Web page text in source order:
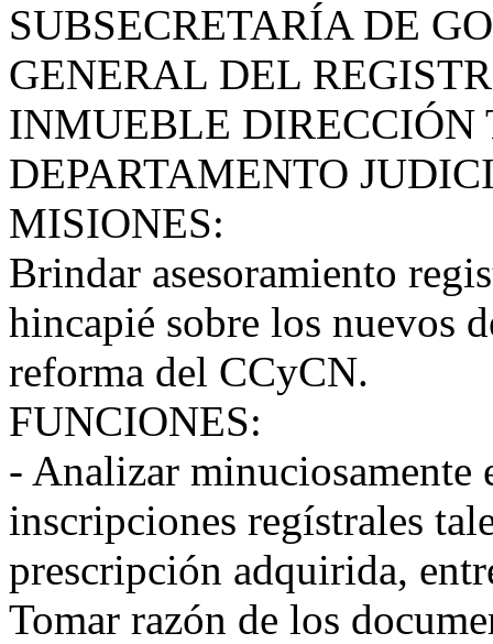
SUBSECRETARÍA DE
GENERAL DEL
INMUEBLE DIRECCIÓN
DEPARTAMENTO
MISIONES:
Brindar asesoramiento
hincapié sobre los nuevos
reforma del CCyCN.
FUNCIONES:
- Analizar minuciosamente
inscripciones regístrales
prescripción adquirida,
Tomar razón de los